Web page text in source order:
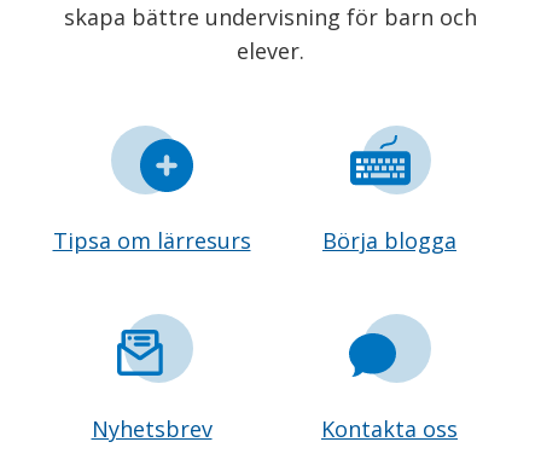
skapa bättre undervisning för barn och
elever.
Tipsa om lärresurs Börja blogga
Nyhetsbrev Kontakta oss